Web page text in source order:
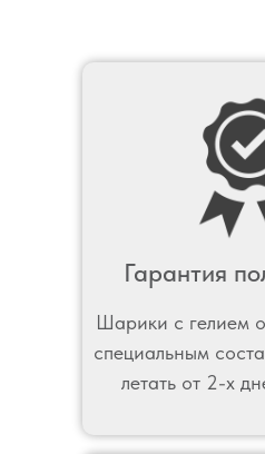
Гарантия
Шарики с гелием
специальным
летать от 2-х